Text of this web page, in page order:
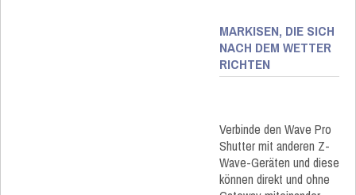
MARKISEN, DIE SICH
NACH DEM WETTER
RICHTEN
Verbinde den Wave Pro
Shutter mit anderen Z-
Wave-Geräten und diese
können direkt und ohne